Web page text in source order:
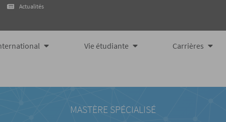
Actualités
Ouvrir International
Vie étudiante Ouvrir Vie étudiante
Carrières
MASTÈRE SPÉCIALISÉ